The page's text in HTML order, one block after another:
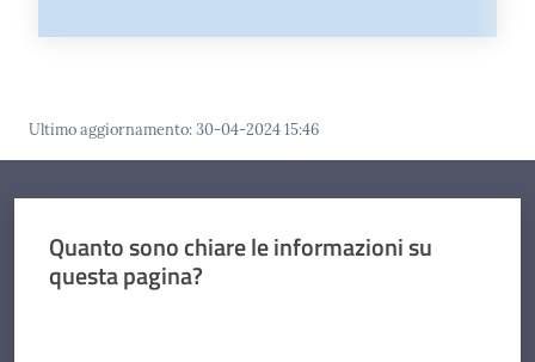
Ultimo aggiornamento:30-04-2024 15:46
Quanto sono chiare le informazioni su
questa pagina?